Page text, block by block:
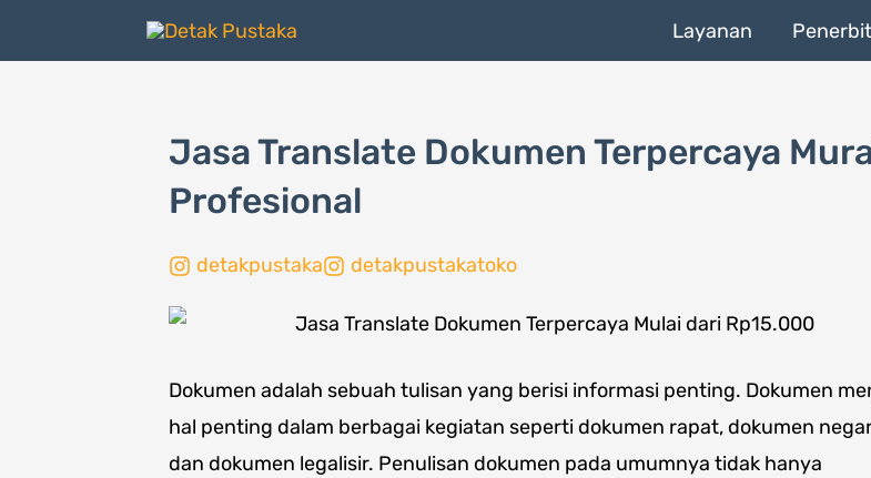
Layanan
Jasa Translate Dokumen Terpercaya
Profesional
detakpustaka detakpustakatoko
Dokumen adalah sebuah tulisan yang berisi informasi penting. Dokumen
hal penting dalam berbagai kegiatan seperti dokumen rapat, dokumen
dan dokumen legalisir. Penulisan dokumen pada umumnya tidak hanya